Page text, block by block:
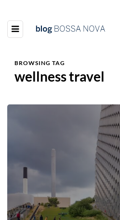
BROWSING TAG
wellness travel